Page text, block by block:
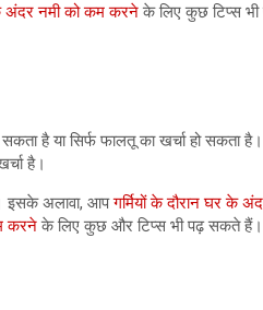
अंदर नमी को कम करनेके लिए कुछ टिप्स
है या सिर्फ फालतू का खर्चा हो सकता
है।
इसके अलावा, आपगर्मियों के दौरान घर के
करनेके लिए कुछ और टिप्स भी पढ़ सकते हैं।